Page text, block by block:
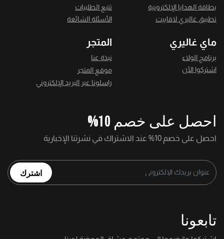
بطاقة الهدايا الإلكترونية
تطبيق غاليري لافاييت
تتبع الطلبيات
الأسئلة الشائعة
ماي غاليري
برنامج الولاء
اشتركوا الآن
المتجر
نبذة عنا
موقع المتجر
راسلونا عبر البريد الإلكتروني
احصل على خصم 10%
احصل على خصم 10% عند الاشتراك في نشرتنا الإخبارية
اشترك
تابعونا